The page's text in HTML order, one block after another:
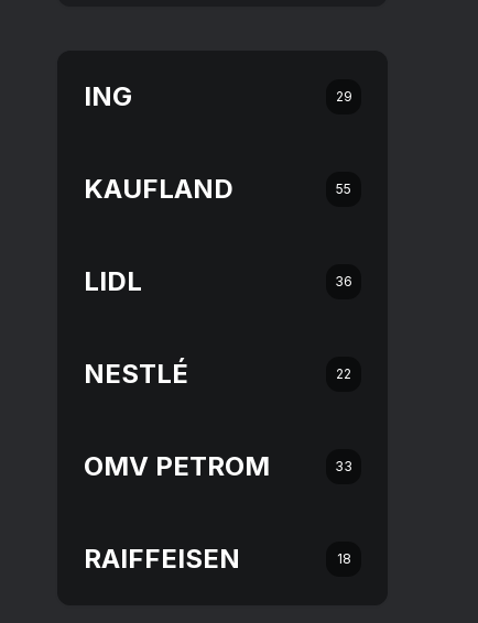
ING 29
KAUFLAND 55
LIDL 36
NESTLÉ 22
OMV PETROM 33
RAIFFEISEN 18